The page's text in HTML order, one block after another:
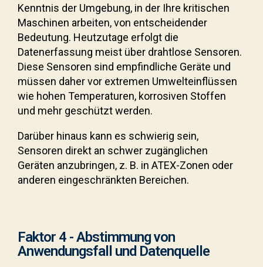
Kenntnis der Umgebung, in der Ihre kritischen
Maschinen arbeiten, von entscheidender
Bedeutung. Heutzutage erfolgt die
Datenerfassung meist über drahtlose Sensoren.
Diese Sensoren sind empfindliche Geräte und
müssen daher vor extremen Umwelteinflüssen
wie hohen Temperaturen, korrosiven Stoffen
und mehr geschützt werden.
Darüber hinaus kann es schwierig sein,
Sensoren direkt an schwer zugänglichen
Geräten anzubringen, z. B. in ATEX-Zonen oder
anderen eingeschränkten Bereichen.
Faktor 4 - Abstimmung von
Anwendungsfall und Datenquelle